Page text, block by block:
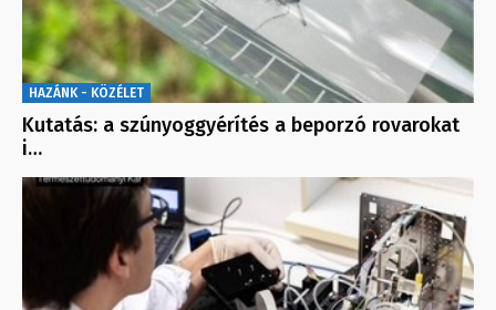
HAZÁNK - KÖZÉLET
Kutatás: a szúnyoggyérítés a beporzó rovarokat
i…